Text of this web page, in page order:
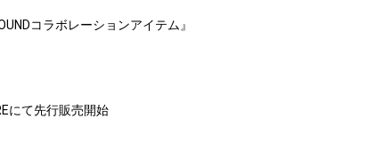
コラボレーションアイテム』
にて先行販売開始